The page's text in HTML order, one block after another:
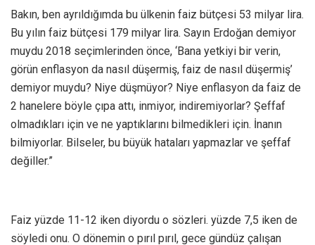
Bakın, ben ayrıldığımda bu ülkenin faiz bütçesi 53 milyar lira.
Bu yılın faiz bütçesi 179 milyar lira. Sayın Erdoğan demiyor
muydu 2018 seçimlerinden önce, ‘Bana yetkiyi bir verin,
görün enflasyon da nasıl düşermiş, faiz de nasıl düşermiş’
demiyor muydu? Niye düşmüyor? Niye enflasyon da faiz de
2 hanelere böyle çıpa attı, inmiyor, indiremiyorlar? Şeffaf
olmadıkları için ve ne yaptıklarını bilmedikleri için. İnanın
bilmiyorlar. Bilseler, bu büyük hataları yapmazlar ve şeffaf
değiller.”
Faiz yüzde 11-12 iken diyordu o sözleri. yüzde 7,5 iken de
söyledi onu. O dönemin o pırıl pırıl, gece gündüz çalışan